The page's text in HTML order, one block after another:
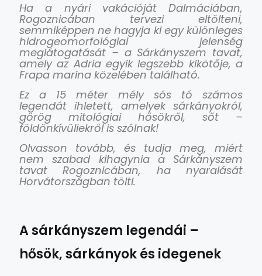
Ha a nyári vakációját Dalmáciában,
Rogoznicában tervezi eltölteni,
semmiképpen ne hagyja ki egy különleges
hidrogeomorfológiai jelenség
meglátogatását – a Sárkányszem tavat,
amely az Adria egyik legszebb kikötője, a
Frapa marina közelében található.
Ez a 15 méter mély sós tó számos
legendát ihletett, amelyek sárkányokról,
görög mitológiai hősökről, sőt –
földönkívüliekről is szólnak!
Olvasson tovább, és tudja meg, miért
nem szabad kihagynia a Sárkányszem
tavat Rogoznicában, ha nyaralását
Horvátországban tölti.
A sárkányszem legendái –
hősök, sárkányok és idegenek